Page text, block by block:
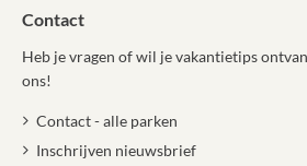
Contact
Heb je vragen of wil je vakantietips
ons!
Contact - alle parken
Inschrijven nieuwsbrief